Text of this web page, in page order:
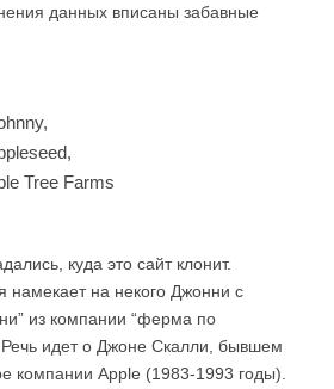
данных вписаны забавные
Tree Farms
куда это сайт клонит.
на некого Джонни с
из компании “ферма по
идет о Джоне Скалли, бывшем
компании Apple (1983-1993 годы).